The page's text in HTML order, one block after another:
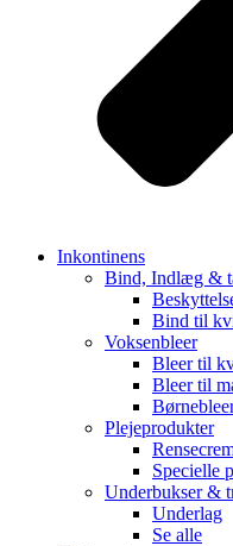
Inkontinens
Bind, Indlæg &
Bind til
Voksenbleer
Bleer til
Bleer til
Plejeprodukter
Specielle
Underbukser &
Underlag
Se alle